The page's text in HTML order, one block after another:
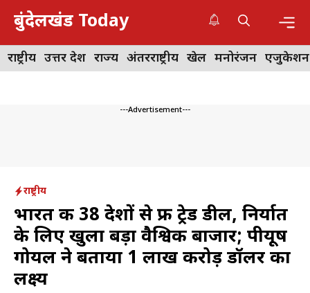
Skip
content
बुंदेलखंड Today
राष्ट्रीय उत्तर प्रदेश राज्य अंतरराष्ट्रीय खेल मनोरंजन एजुकेशन
---Advertisement---
राष्ट्रीय
भारत की 38 देशों से फ्री ट्रेड डील, निर्यात
के लिए खुला बड़ा वैश्विक बाजार; पीयूष
गोयल ने बताया 1 लाख करोड़ डॉलर का
लक्ष्य